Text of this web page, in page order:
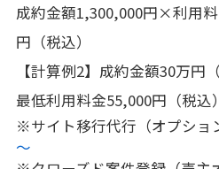
成約金額1,300,000円×利用
円（税込）
【計算例2】成約金額30万円
最低利用料金55,000円（税込）
※サイト移行代行（オプショ
～